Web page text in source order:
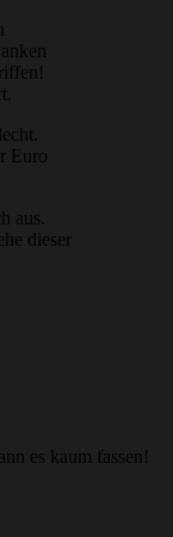
Euro
aus.
dieser
es kaum fassen!